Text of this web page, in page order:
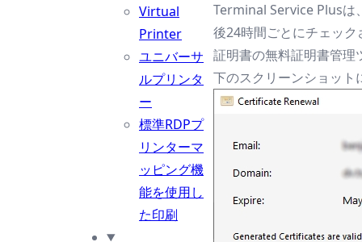
Virtual
Printer
ユニバーサ
ルプリンタ
ー
標準RDPプ
リンターマ
ッピング機
能を使用し
た印刷
Terminal Service Plusは
後24時間ごとにチェック
証明書の無料証明書管理
下のスクリーンショット